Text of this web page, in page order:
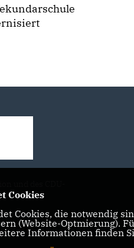
Cookies
Cookies, die notwendig
(Website-Optmierung).
Informationen finden